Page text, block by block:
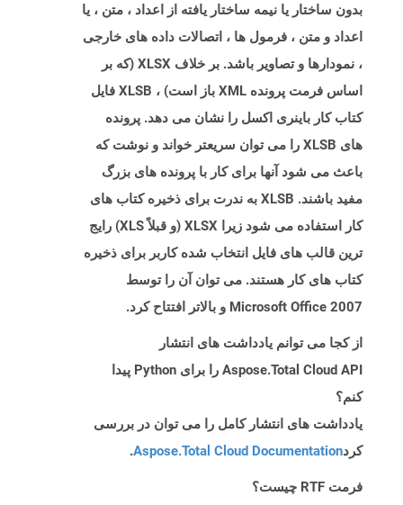
بدون ساختار یا نیمه ساختار یافته از اعداد ، متن ، یا
اعداد و متن ، فرمول ها ، اتصالات داده های خارجی
، نمودارها و تصاویر باشد. بر خلاف XLSX (که بر
اساس فرمت پرونده XML باز است) ، XLSB فایل
کتاب کار باینری اکسل را نشان می دهد. پرونده
های XLSB را می توان سریعتر خواند و نوشت که
باعث می شود آنها برای کار با پرونده های بزرگ
مفید باشند. XLSB به ندرت برای ذخیره کتاب های
کار استفاده می شود زیرا XLSX (و قبلاً XLS) رایج
ترین قالب های فایل انتخاب شده کاربر برای ذخیره
کتاب های کار هستند. می توان آن را توسط
Microsoft Office 2007 و بالاتر افتتاح کرد.
از کجا می توانم یادداشت های انتشار
Aspose.Total Cloud API را برای Python پیدا
کنم؟
یادداشت های انتشار کامل را می توان در بررسی
کردAspose.Total Cloud Documentation
.
فرمت RTF چیست؟